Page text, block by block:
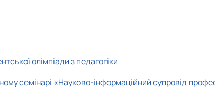
олімпіади з педагогіки
семінарі «Науково-інформаційний супровід